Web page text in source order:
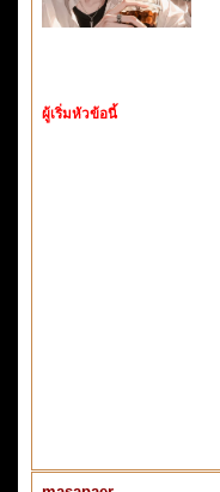
ผู้เริ่มหัวข้อนี้